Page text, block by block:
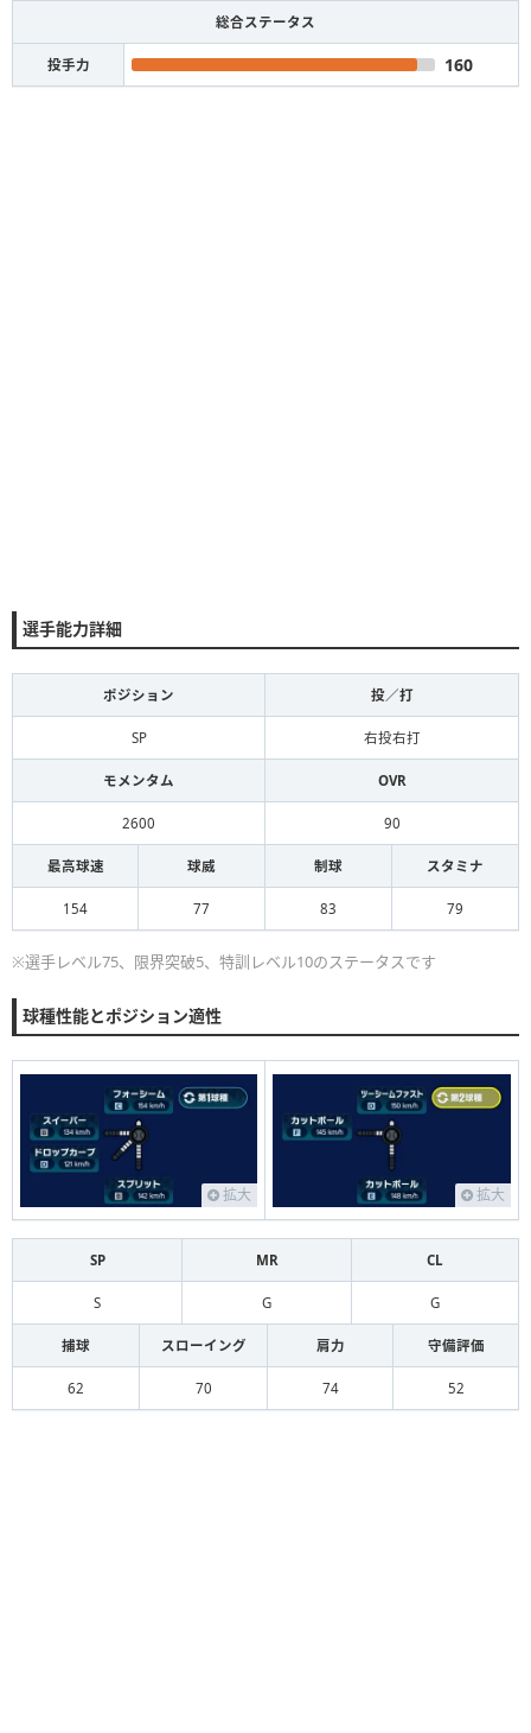
総合ステータス
投手力 160
選手能力詳細
ポジション 投／打
SP 右投右打
モメンタム OVR
2600 90
最高球速 球威 制球 スタミナ
154 77 83 79
※選手レベル75、限界突破5、特訓レベル10のステータスです
球種性能とポジション適性
拡大 拡大
SP MR CL
S G G
捕球 スローイング 肩力 守備評価
62 70 74 52